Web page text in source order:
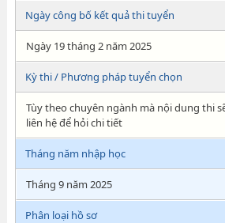
Ngày công bố kết quả thi tuyển
Ngày 19 tháng 2 năm 2025
Kỳ thi / Phương pháp tuyển chọn
Tùy theo chuyên ngành mà nội dung thi
liên hệ để hỏi chi tiết
Tháng năm nhập học
Tháng 9 năm 2025
Phân loại hồ sơ